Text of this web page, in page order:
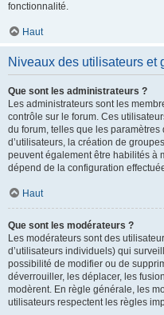
fonctionnalité.
Haut
Niveaux des utilisateurs et
Que sont les administrateurs ?
Les administrateurs sont les
contrôle sur le forum. Ces
du forum, telles que les
d’utilisateurs, la création de
peuvent également être habilités à
dépend de la configuration
Haut
Que sont les modérateurs ?
Les modérateurs sont des
d’utilisateurs individuels) qui
possibilité de modifier ou de
déverrouiller, les déplacer, les
modèrent. En règle générale, les
utilisateurs respectent les règles